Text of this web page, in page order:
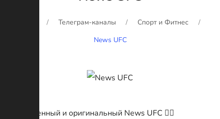
Телеграм-каналы
Спорт и Фитнес
News UFC
Единственный и оригинальный News UFC 👆🏼